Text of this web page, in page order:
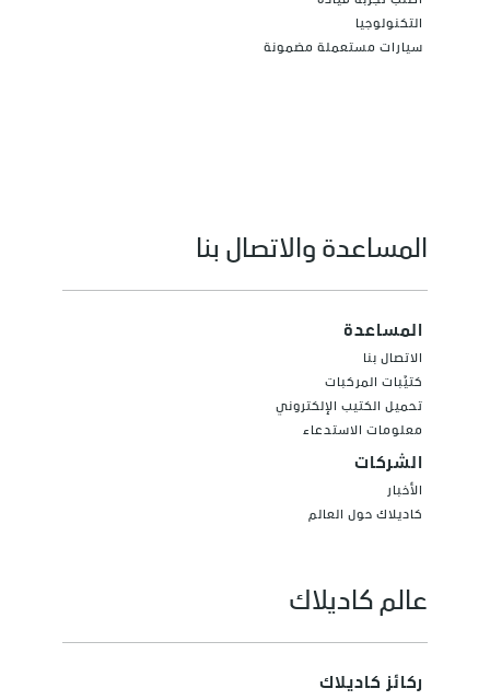
التكنولوجيا
سيارات مستعملة مضمونة
المساعدة والاتصال بنا
المساعدة
الاتصال بنا
كتيّبات المركبات
تحميل الكتيب الإلكتروني
معلومات الاستدعاء
الشركات
الأخبار
كاديلاك حول العالم
عالم كاديلاك
ركائز كاديلاك